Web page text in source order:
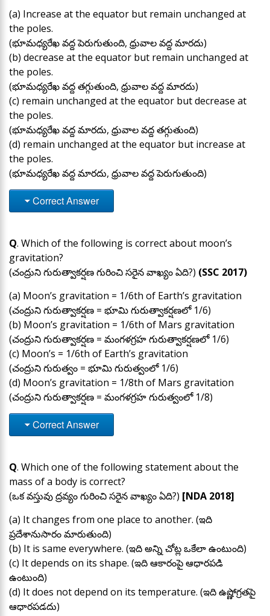
(a) Increase at the equator but remain unchanged at
the poles.
(భూమధ్యరేఖ వద్ద పెరుగుతుంది, ధ్రువాల వద్ద మారదు)
(b) decrease at the equator but remain unchanged at
the poles.
(భూమధ్యరేఖ వద్ద తగ్గుతుంది, ధ్రువాల వద్ద మారదు)
(c) remain unchanged at the equator but decrease at
the poles.
(భూమధ్యరేఖ వద్ద మారదు, ధ్రువాల వద్ద తగ్గుతుంది)
(d) remain unchanged at the equator but increase at
the poles.
(భూమధ్యరేఖ వద్ద మారదు, ధ్రువాల వద్ద పెరుగుతుంది)
Correct Answer
Q. Which of the following is correct about moon’s
gravitation?
(చంద్రుని గురుత్వాకర్షణ గురించి సరైన వాఖ్యం ఏది?) (SSC 2017)
(a) Moon’s gravitation = 1/6th of Earth’s gravitation
(చంద్రుని గురుత్వాకర్షణ = భూమి గురుత్వాకర్షణలో 1/6)
(b) Moon’s gravitation = 1/6th of Mars gravitation
(చంద్రుని గురుత్వాకర్షణ = మంగళగ్రహ గురుత్వాకర్షణలో 1/6)
(c) Moon’s = 1/6th of Earth’s gravitation
(చంద్రుని గురుత్వం = భూమి గురుత్వంలో 1/6)
(d) Moon’s gravitation = 1/8th of Mars gravitation
(చంద్రుని గురుత్వాకర్షణ = మంగళగ్రహ గురుత్వంలో 1/8)
Correct Answer
Q. Which one of the following statement about the
mass of a body is correct?
(ఒక వస్తువు ద్రవ్యం గురించి సరైన వాఖ్యం ఏది?) [NDA 2018]
(a) It changes from one place to another. (ఇది
ప్రదేశానుసారం మారుతుంది)
(b) It is same everywhere. (ఇది అన్ని చోట్ల ఒకేలా ఉంటుంది)
(c) It depends on its shape. (ఇది ఆకారంపై ఆధారపడి
ఉంటుంది)
(d) It does not depend on its temperature. (ఇది ఉష్ణోగ్రతపై
ఆధారపడదు)